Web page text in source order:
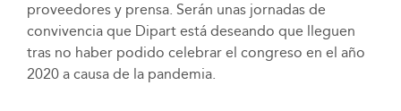
proveedores y prensa. Serán unas jornadas de
convivencia que Dipart está deseando que lleguen
tras no haber podido celebrar el congreso en el año
2020 a causa de la pandemia.